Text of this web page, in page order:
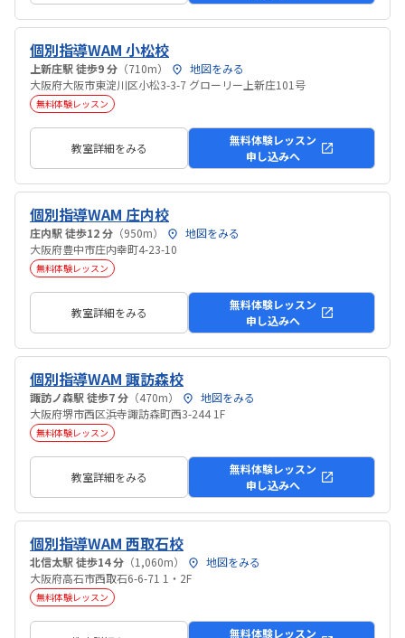
個別指導WAM 小松校
上新庄駅 徒歩9 分 （710m）
地図をみる
大阪府大阪市東淀川区小松3-3-7 グローリー上新庄101号
無料体験レッスン
教室詳細をみる
無料体験レッスン
申し込みへ
個別指導WAM 庄内校
庄内駅 徒歩12 分 （950m）
地図をみる
大阪府豊中市庄内幸町4-23-10
無料体験レッスン
教室詳細をみる
無料体験レッスン
申し込みへ
個別指導WAM 諏訪森校
諏訪ノ森駅 徒歩7 分 （470m）
地図をみる
大阪府堺市西区浜寺諏訪森町西3-244 1F
無料体験レッスン
教室詳細をみる
無料体験レッスン
申し込みへ
個別指導WAM 西取石校
北信太駅 徒歩14 分 （1,060m）
地図をみる
大阪府高石市西取石6-6-71 1・2F
無料体験レッスン
無料体験レッスン